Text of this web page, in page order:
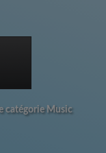
catégorie Music